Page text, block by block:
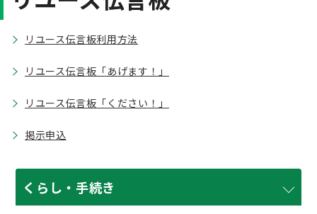
リユース伝言板利用方法
リユース伝言板「あげます！」
リユース伝言板「ください！」
掲示申込
くらし・手続き